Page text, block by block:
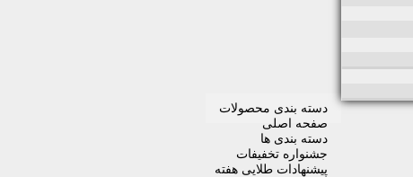
دسته بندی محصولات
صفحه اصلی
دسته بندی ها
جشنواره تخفیفات
پیشنهادات طلایی هفته